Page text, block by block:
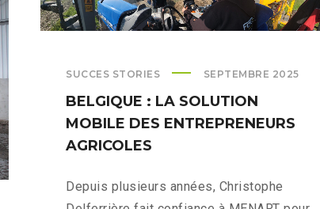
SUCCES STORIES SEPTEMBRE 2025
BELGIQUE : LA SOLUTION
MOBILE DES ENTREPRENEURS
AGRICOLES
Depuis plusieurs années, Christophe